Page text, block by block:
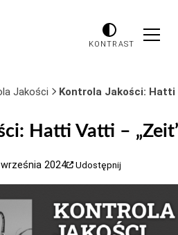
KONTRAST
Jakości
Kontrola Jakości: Hatti
Hatti Vatti –
2024 Udostępnij